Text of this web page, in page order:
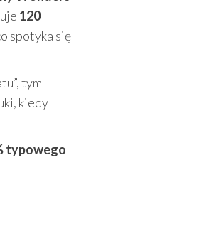
120
spotyka się
tym
kiedy
typowego